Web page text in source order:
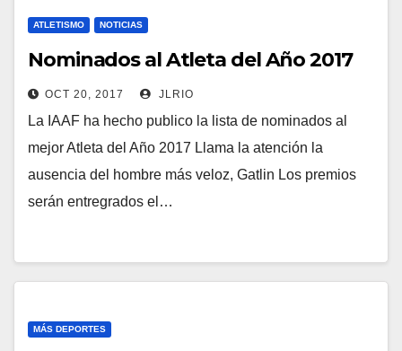
ATLETISMO NOTICIAS
Nominados al Atleta del Año 2017
OCT 20, 2017 JLRIO
La IAAF ha hecho publico la lista de nominados al
mejor Atleta del Año 2017 Llama la atención la
ausencia del hombre más veloz, Gatlin Los premios
serán entregrados el…
MÁS DEPORTES